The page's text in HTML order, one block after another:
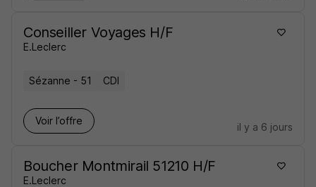
Conseiller Voyages H/F
E.Leclerc
Sézanne - 51 CDI
Voir l’offre
il y a 6 jours
Boucher Montmirail 51210 H/F
E.Leclerc